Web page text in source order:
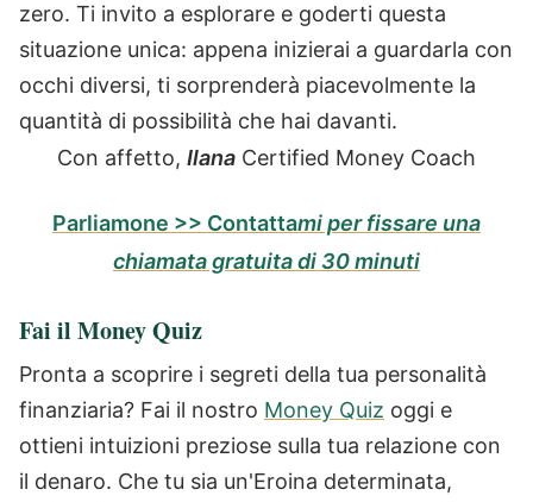
zero. Ti invito a esplorare e goderti questa
situazione unica: appena inizierai a guardarla con
occhi diversi, ti sorprenderà piacevolmente la
quantità di possibilità che hai davanti.
Con affetto, Ilana Certified Money Coach
Parliamone >> Contattami per fissare una
chiamata gratuita di 30 minuti
Fai il Money Quiz
Pronta a scoprire i segreti della tua personalità
finanziaria? Fai il nostro Money Quiz oggi e
ottieni intuizioni preziose sulla tua relazione con
il denaro. Che tu sia un'Eroina determinata,